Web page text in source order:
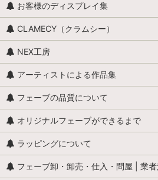
お客様のディスプレイ集
CLAMECY（クラムシー）
NEX工房
アーティストによる作品集
フェーブの品質について
オリジナルフェーブができるまで
ラッピングについて
フェーブ卸・卸売・仕入・問屋 | 業